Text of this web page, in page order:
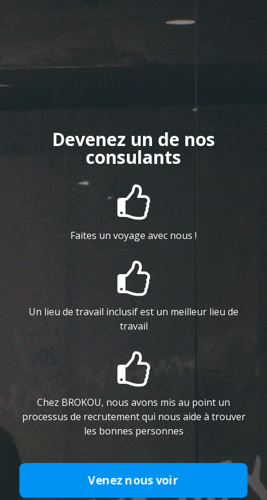
Devenez un de nos
consulants

Faites un voyage avec nous !

Un lieu de travail inclusif est un meilleur lieu de
travail

Chez BROKOU, nous avons mis au point un
processus de recrutement qui nous aide à trouver
les bonnes personnes
Venez nous voir